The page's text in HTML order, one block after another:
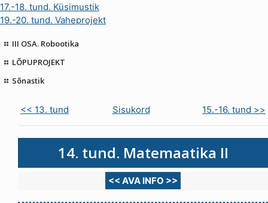
17.-18. tund. Küsimustik
19.-20. tund. Vaheprojekt
III OSA. Robootika
LÕPUPROJEKT
Sõnastik
<< 13. tund Sisukord 15.-16. tund >>
14. tund. Matemaatika II
<< AVA INFO >>